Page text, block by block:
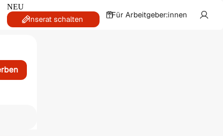
NEU
Inserat schalten Für Arbeitgeber:innen